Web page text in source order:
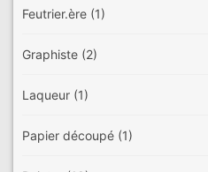
Feutrier.ère (1)
Graphiste (2)
Laqueur (1)
Papier découpé (1)